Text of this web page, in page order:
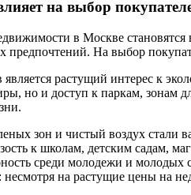
на выбор
в Москве становятся
предпочтений. На выбор
растущий интерес к
но и доступ к паркам, зонам
зон и чистый воздух
к школам, детским садам,
среди молодежи и молодых
: несмотря на растущие цены на